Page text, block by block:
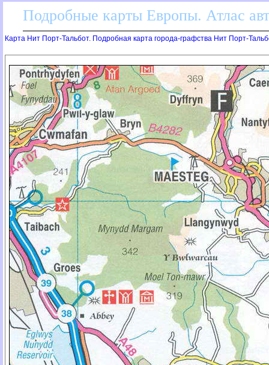
Подробные карты Европы. Атлас
Карта Нит Порт-Тальбот. Подробная карта города-графства Нит Порт-